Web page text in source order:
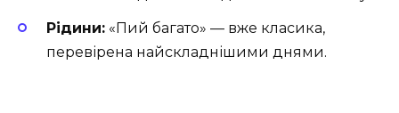
Рідини: «Пий багато» — вже класика,
перевірена найскладнішими днями.